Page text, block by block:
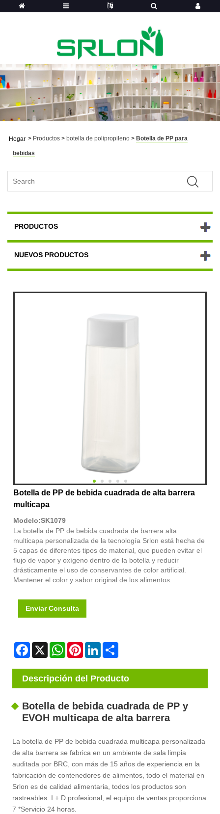
Hogar > Productos > botella de polipropileno > Botella de PP para
bebidas
PRODUCTOS
NUEVOS PRODUCTOS
Botella de PP de bebida cuadrada de alta barrera
multicapa
Modelo:SK1079
La botella de PP de bebida cuadrada de barrera alta
multicapa personalizada de la tecnología Srlon está hecha de
5 capas de diferentes tipos de material, que pueden evitar el
flujo de vapor y oxígeno dentro de la botella y reducir
drásticamente el uso de conservantes de color artificial.
Mantener el color y sabor original de los alimentos.
Enviar Consulta
Facebook
X WhatsAppPinterestLinkedIn
Descripción del Producto
Botella de bebida cuadrada de PP y
EVOH multicapa de alta barrera
La botella de PP de bebida cuadrada multicapa personalizada
de alta barrera se fabrica en un ambiente de sala limpia
auditada por BRC, con más de 15 años de experiencia en la
fabricación de contenedores de alimentos, todo el material en
Srlon es de calidad alimentaria, todos los productos son
rastreables. I + D profesional, el equipo de ventas proporciona
7 *Servicio 24 horas.